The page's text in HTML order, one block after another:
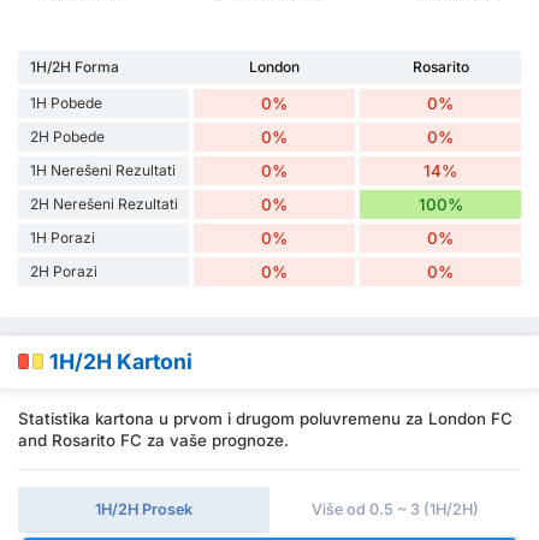
1H/2H Forma London
Rosarito
1H Pobede
0% 0%
2H Pobede 0% 0%
1H Nerešeni Rezultati 0% 14%
2H Nerešeni Rezultati 0% 100%
1H Porazi 0% 0%
2H Porazi 0% 0%
1H/2H Kartoni
Statistika kartona u prvom i drugom poluvremenu za London FC
and Rosarito FC za vaše prognoze.
1H/2H Prosek Više od 0.5 ~ 3 (1H/2H)